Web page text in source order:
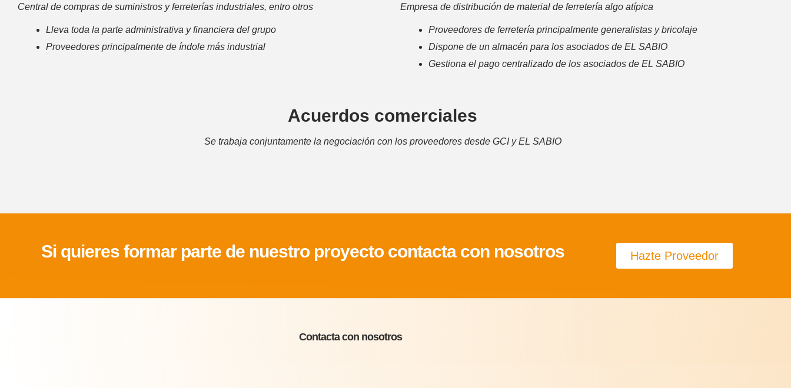
Central de compras de suministros y ferreterías industriales, entro otros
Lleva toda la parte administrativa y financiera del grupo
Proveedores principalmente de índole más industrial
Empresa de distribución de material de ferretería algo atípica
Proveedores de ferretería principalmente generalistas y bricolaje
Dispone de un almacén para los asociados de EL SABIO
Gestiona el pago centralizado de los asociados de EL SABIO
Acuerdos comerciales
Se trabaja conjuntamente la negociación con los proveedores desde GCI y EL SABIO
Si quieres formar parte de nuestro proyecto contacta con nosotros Hazte Proveedor
Contacta con nosotros